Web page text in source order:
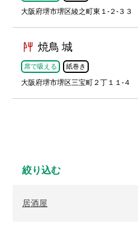
大阪府堺市堺区綾之町東１-２-３３
焼鳥 城
席で吸える 紙巻き
大阪府堺市堺区三宝町２丁１１-４
絞り込む
居酒屋